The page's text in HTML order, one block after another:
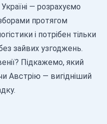
— розрахуємо
протягом
і потрібен тільки
зайвих узгоджень.
Підкажемо, який
Австрію — вигідніший